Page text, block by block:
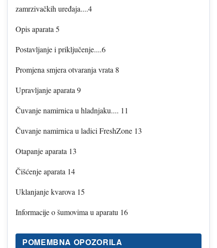
zamrzivačkih uređaja....4
Opis aparata 5
Postavljanje i priključenje....6
Promjena smjera otvaranja vrata 8
Upravljanje aparata 9
Čuvanje namirnica u hladnjaku.... 11
Čuvanje namirnica u ladici FreshZone 13
Otapanje aparata 13
Čišćenje aparata 14
Uklanjanje kvarova 15
Informacije o šumovima u aparatu 16
POMEMBNA OPOZORILA